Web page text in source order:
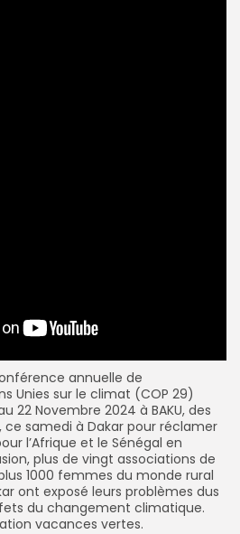
annuelle de
Unies sur le climat (COP 29)
22 Novembre 2024 à BAKU, des
samedi à Dakar pour réclamer
l’Afrique et le Sénégal en
plus de vingt associations de
1000 femmes du monde rural
ont exposé leurs problèmes dus
du changement climatique.
vacances vertes.